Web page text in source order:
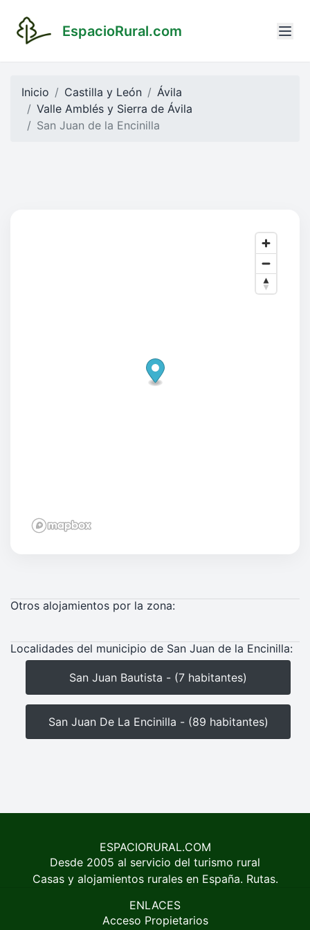
EspacioRural.com
Inicio Castilla y León
Ávila
Valle Amblés y Sierra de Ávila
San Juan de la Encinilla
Otros alojamientos por la zona:
Localidades del municipio de San Juan de la Encinilla:
San Juan Bautista - (7 habitantes)
San Juan De La Encinilla - (89 habitantes)
ESPACIORURAL.COM
Desde 2005 al servicio del turismo rural
Casas y alojamientos rurales en España. Rutas.
ENLACES
Acceso Propietarios